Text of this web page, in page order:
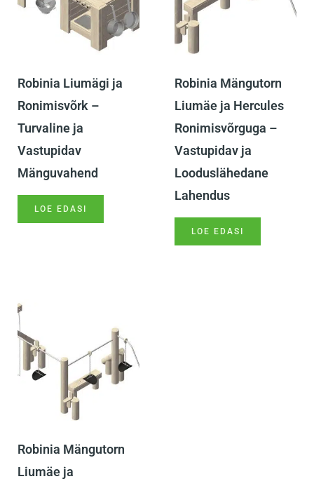
Robinia Liumägi ja
Ronimisvõrk –
Turvaline ja
Vastupidav
Mänguvahend
LOE EDASI
Robinia Mängutorn
Liumäe ja Hercules
Ronimisvõrguga –
Vastupidav ja
Looduslähedane
Lahendus
LOE EDASI
Robinia Mängutorn
Liumäe ja